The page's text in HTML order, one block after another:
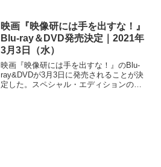
ダイジェスト、撮影日の1日を追いかけた
メイキ...
映画『映像研には手を出すな！』
Blu-ray＆DVD発売決定｜2021年
3月3日（水）
映画『映像研には手を出すな！』のBlu-
ray&DVDが3月3日に発売されることが決
定した。スペシャル・エディションの映